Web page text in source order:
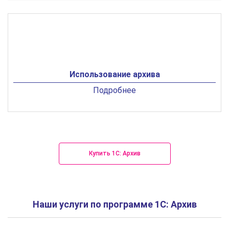
Использование архива
Подробнее
Купить 1С: Архив
Наши услуги по программе 1С: Архив